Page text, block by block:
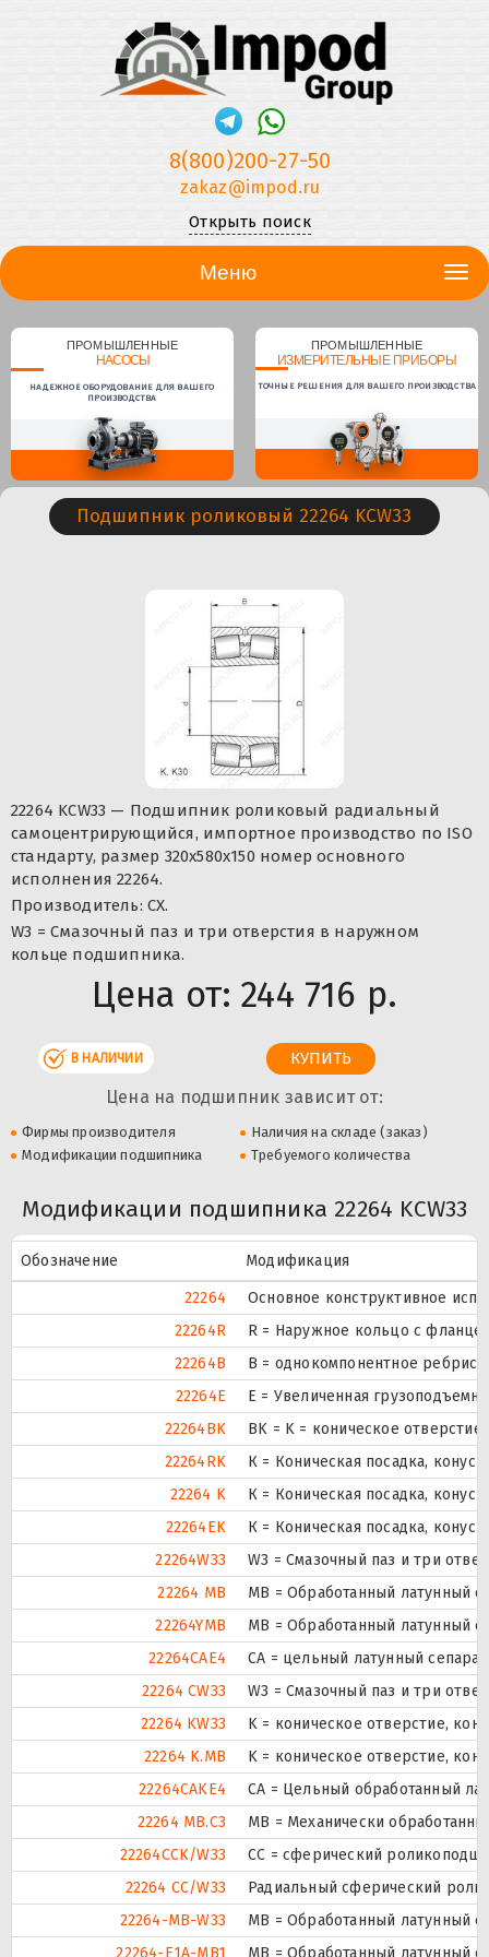
8(800)200-27-50
zakaz@impod.ru
Открыть поиск
Меню
ПРОМЫШЛЕННЫЕ
НАСОСЫ
НАДЕЖНОЕ ОБОРУДОВАНИЕ ДЛЯ ВАШЕГО
ПРОИЗВОДСТВА
ПРОМЫШЛЕННЫЕ
ИЗМЕРИТЕЛЬНЫЕ ПРИБОРЫ
ТОЧНЫЕ РЕШЕНИЯ ДЛЯ ВАШЕГО ПРОИЗВОДСТВА
Подшипник роликовый 22264 KCW33
22264 KCW33 — Подшипник роликовый радиальный
самоцентрирующийся, импортное производство по ISO
стандарту, размер 320x580x150 номер основного
исполнения 22264.
Производитель: CX.
W3 = Смазочный паз и три отверстия в наружном
кольце подшипника.
Цена от: 244 716 р.
В НАЛИЧИИ
Цена на подшипник зависит от:
Фирмы производителя
Наличия на складе (заказ)
Модификации подшипника
Требуемого количества
Модификации подшипника 22264 KCW33
Обозначение
Модификация
22264
Основное конструктивное
22264R
R = Наружное кольцо с
22264B
B = однокомпонентное
22264E
Е = Увеличенная
22264BK
BK = K = коническое
22264RK
К = Коническая посадка,
22264 K
К = Коническая посадка,
22264EK
К = Коническая посадка,
22264W33
W3 = Смазочный паз и три
22264 MB
MB = Обработанный латунный
22264YMB
MB = Обработанный латунный
22264CAE4
CA = цельный латунный
22264 CW33
W3 = Смазочный паз и три
22264 KW33
K = коническое отверстие,
22264 K.MB
K = коническое отверстие,
22264CAKE4
CA = Цельный обработанный
22264 MB.C3
MB = Механически
22264CCK/W33
CC = сферический
22264 CC/W33
Радиальный сферический
22264-MB-W33
MB = Обработанный латунный
22264-E1A-MB1
MB = Обработанный латунный